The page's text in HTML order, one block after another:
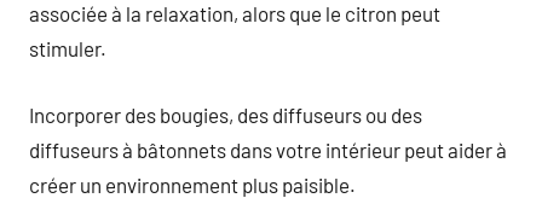
associée à la relaxation, alors que le citron peut
stimuler.
Incorporer des bougies, des diffuseurs ou des
diffuseurs à bâtonnets dans votre intérieur peut aider à
créer un environnement plus paisible.